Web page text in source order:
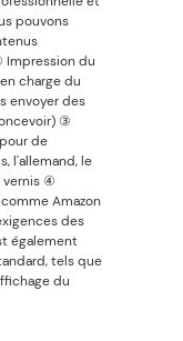
pouvons
Impression du
charge du
envoyer des
③
de
l'allemand, le
vernis ④
Amazon
des
également
tels que
du